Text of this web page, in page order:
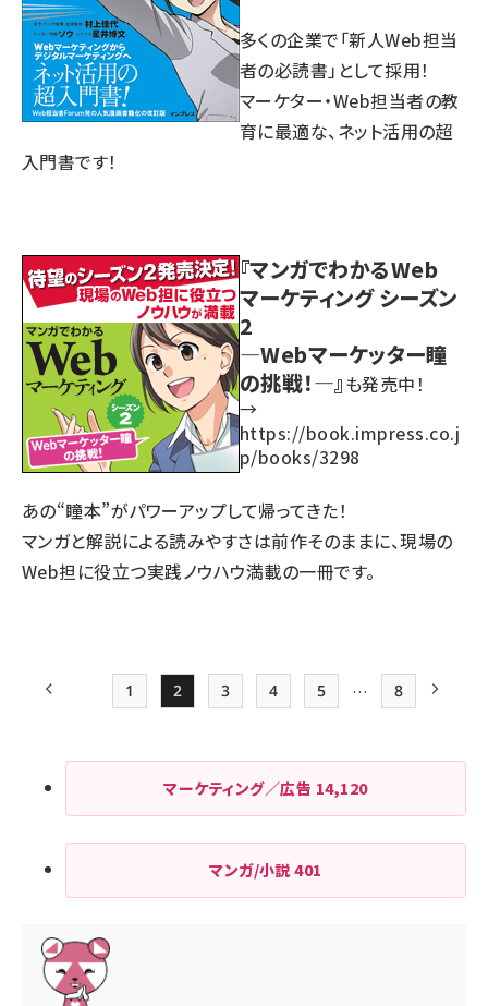
多くの企業で「新人Web担当
者の必読書」として採用！
マーケター・Web担当者の教
育に最適な、ネット活用の超
入門書です！
『マンガでわかるWeb
マーケティング シーズン
2
―Webマーケッター瞳
の挑戦！―』も発売中！
→
https://book.impress.co.j
p/books/3298
あの“瞳本”がパワーアップして帰ってきた！
マンガと解説による読みやすさは前作そのままに、現場の
Web担に役立つ実践ノウハウ満載の一冊です。
ジ
送
り
前ページ Page
1
Page
2
Page
3
Page
4
Page
5 …
最終ページ
8
マーケティング／広告 14,120
マンガ/小説401